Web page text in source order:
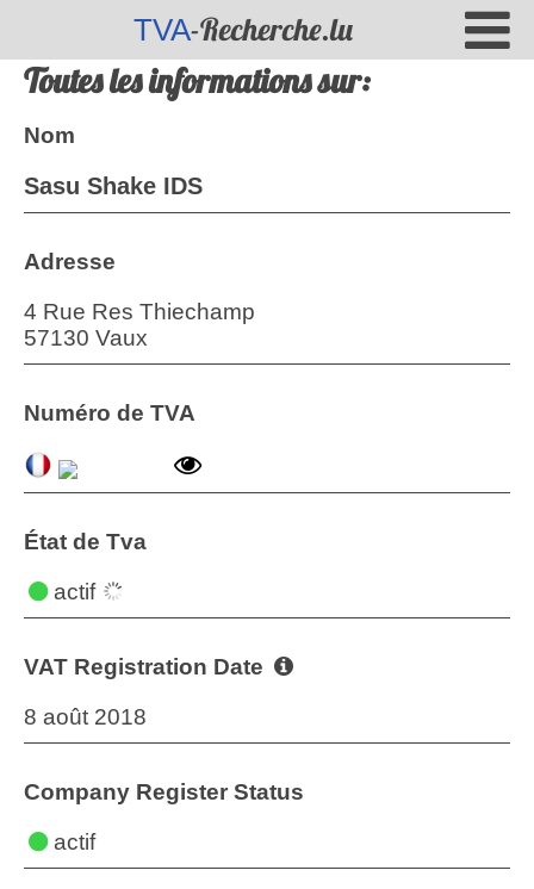
TVA-Recherche.lu
Toutes les informations sur:
Nom
Sasu Shake IDS
Adresse
4 Rue Res Thiechamp
57130 Vaux
Numéro de TVA
État de Tva
actif
VAT Registration Date
8 août 2018
Company Register Status
actif